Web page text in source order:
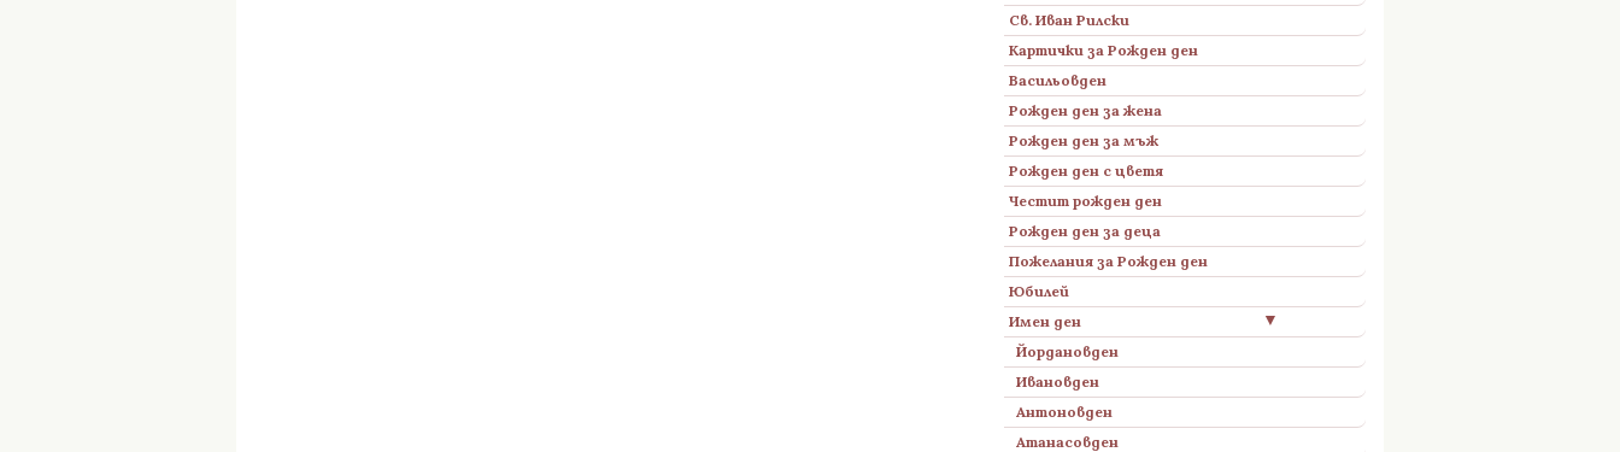
Св. Иван Рилски
Картички за Рожден ден
Васильовден
Рожден ден за жена
Рожден ден за мъж
Рожден ден с цветя
Честит рожден ден
Рожден ден за деца
Пожелания за Рожден ден
Юбилей
▼
Имен ден
Йордановден
Ивановден
Антоновден
Атанасовден